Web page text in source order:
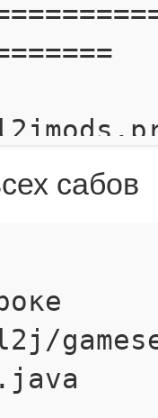
@@
start
сабов